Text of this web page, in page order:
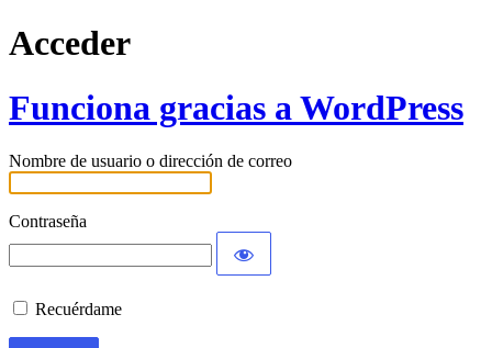
Acceder
Funciona gracias a WordPress
Nombre de usuario o dirección de correo
Contraseña
Recuérdame